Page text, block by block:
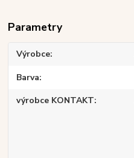
Parametry
Výrobce
Barva
výrobce KONTAKT